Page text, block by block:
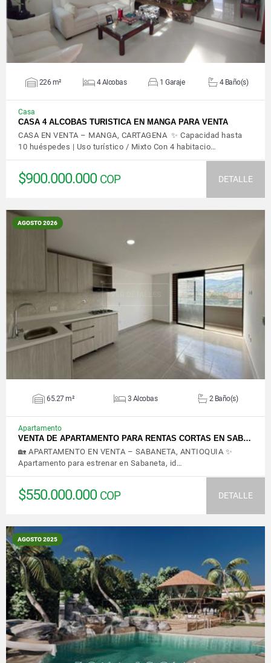
226 m² 4 Alcobas 1 Garaje 4 Baño(s)
Casa
CASA 4 ALCOBAS TURISTICA EN MANGA PARA VENTA
CASA EN VENTA – MANGA, CARTAGENA ✨ Capacidad hasta
10 huéspedes | Uso turístico / Mixto Con 4 habitacio…
$900.000.000 COP DETALLE
AGOSTO 2026
VER DETALLES
65.27 m² 3 Alcobas 2 Baño(s)
Apartamento
VENTA DE APARTAMENTO PARA RENTAS CORTAS EN SAB…
🏡 APARTAMENTO EN VENTA – SABANETA, ANTIOQUIA ✨
Apartamento para estrenar en Sabaneta, id…
$550.000.000 COP DETALLE
AGOSTO 2025
VER DETALLES